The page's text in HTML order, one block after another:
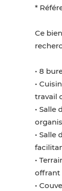
*
Ce
• 8
•
travail
• Salle
•
•
offrant
•